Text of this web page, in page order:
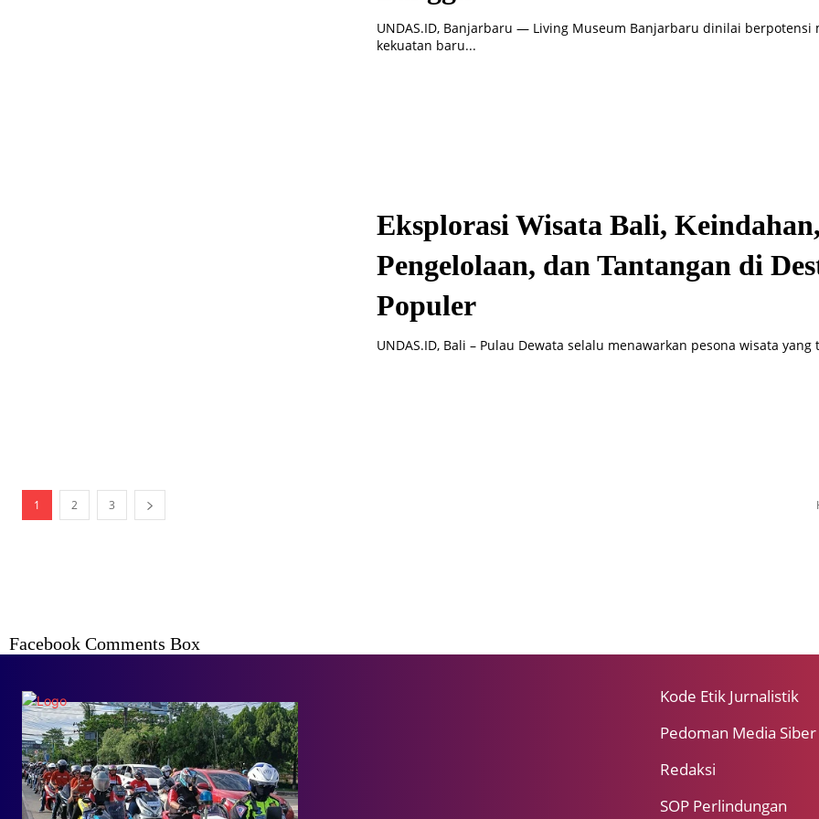
UNDAS.ID, Banjarbaru — Living Museum Banjarbaru dinilai berpotensi
kekuatan baru...
Eksplorasi Wisata Bali, Keindahan,
Pengelolaan, dan Tantangan di
Populer
UNDAS.ID, Bali – Pulau Dewata selalu menawarkan pesona wisata yang
1 2 3
Facebook Comments Box
Kode Etik Jurnalistik
Pedoman Media Siber
Redaksi
SOP Perlindungan